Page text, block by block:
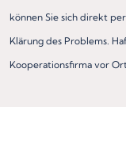
können Sie sich direkt
Klärung des Problems.
Kooperationsfirma vor